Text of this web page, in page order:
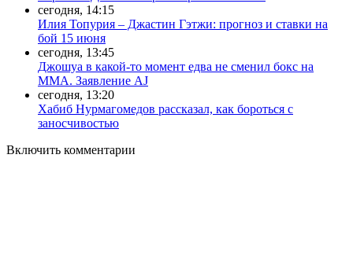
сегодня, 14:15
Илия Топурия – Джастин Гэтжи: прогноз и ставки на
бой 15 июня
сегодня, 13:45
Джошуа в какой-то момент едва не сменил бокс на
ММА. Заявление AJ
сегодня, 13:20
Хабиб Нурмагомедов рассказал, как бороться с
заносчивостью
Включить комментарии